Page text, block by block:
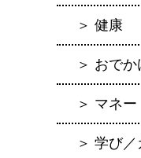
＞ 健康
＞ おで
＞ マネー
＞ 学び